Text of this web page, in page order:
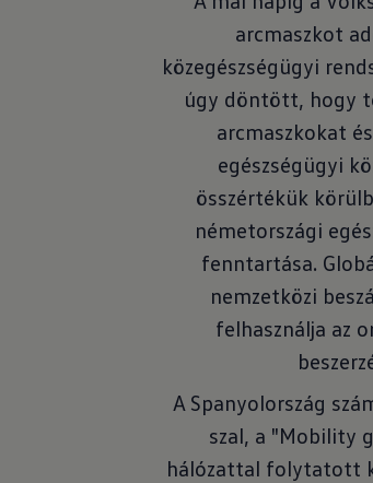
arcmaszkot
közegészségügyi
úgy döntött, hogy
arcmaszkokat
egészségügyi
összértékük
németországi
fenntartása.
nemzetközi
felhasználja az
A Spanyolország
szal, a "Mobility
hálózattal folytatott